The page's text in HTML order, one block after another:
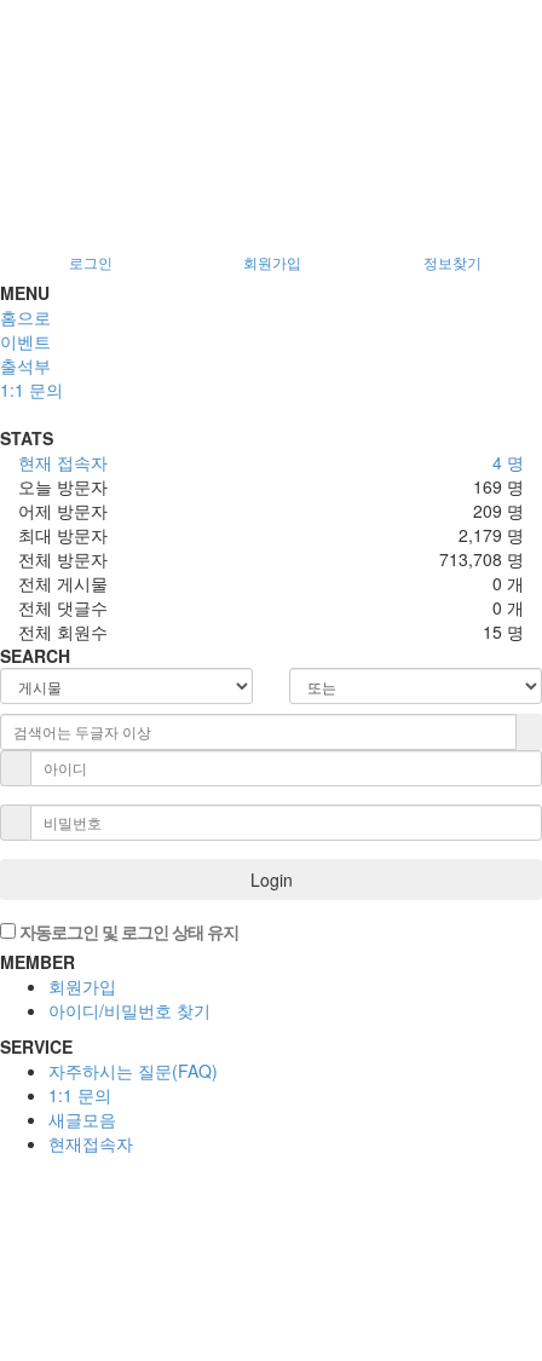
로그인 회원가입 정보찾기
MENU
홈으로
이벤트
출석부
1:1 문의
STATS
4 명
현재 접속자
169 명
오늘 방문자
209 명
어제 방문자
2,179 명
최대 방문자
713,708 명
전체 방문자
0 개
전체 게시물
0 개
전체 댓글수
15 명
전체 회원수
SEARCH
Login
자동로그인 및 로그인 상태 유지
MEMBER
회원가입
아이디/비밀번호 찾기
SERVICE
자주하시는 질문(FAQ)
1:1 문의
새글모음
현재접속자